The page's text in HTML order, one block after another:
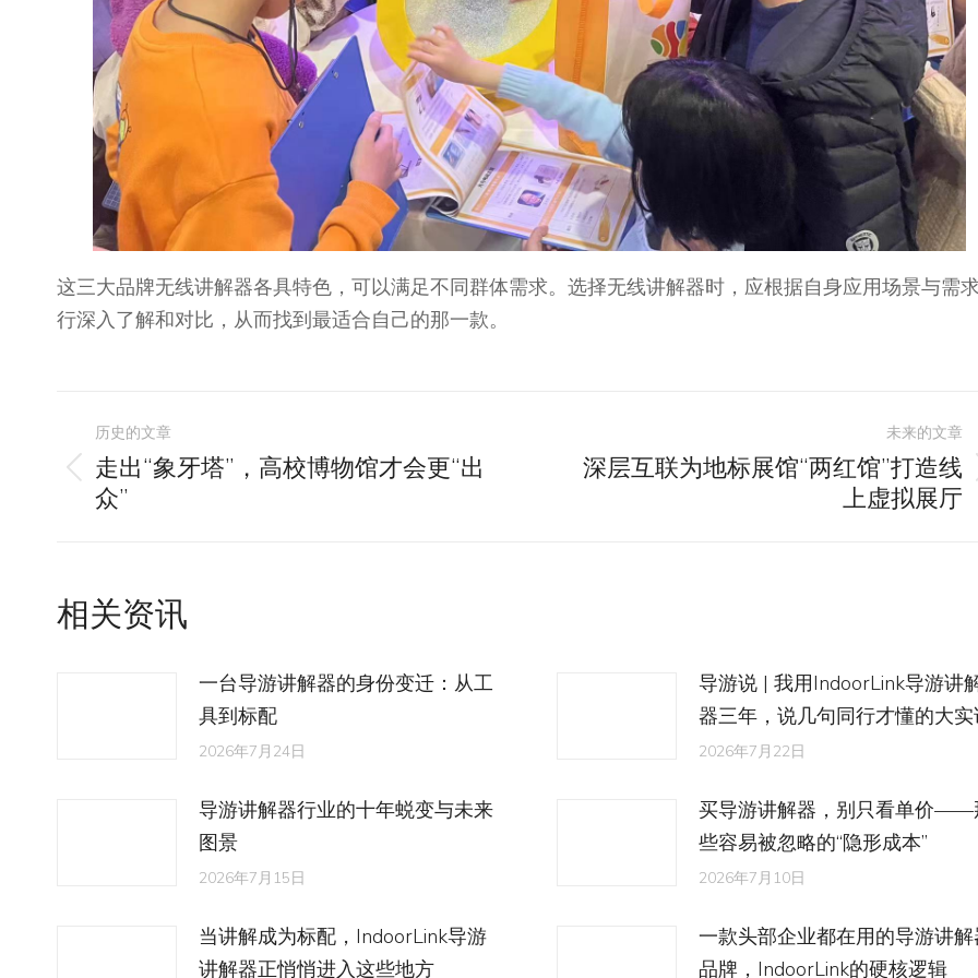
这三大品牌无线讲解器各具特色，可以满足不同群体需求。选择无线讲解器时，应根据自身应用场景与需
行深入了解和对比，从而找到最适合自己的那一款。
文
章
导
航
历史的文章
历
史
章：
走出“象牙塔”，高校博物馆才会更“出
众”
未来的文章
深层互联为地标展馆“两红馆”打造线
上虚拟展厅
相关资讯
一台导游讲解器的身份变迁：从工
具到标配
2026年7月24日
导游说 | 我用IndoorLink导游讲
器三年，说几句同行才懂的大实
2026年7月22日
导游讲解器行业的十年蜕变与未来
图景
2026年7月15日
买导游讲解器，别只看单价——
些容易被忽略的“隐形成本”
2026年7月10日
当讲解成为标配，IndoorLink导游
讲解器正悄悄进入这些地方
一款头部企业都在用的导游讲解
品牌，IndoorLink的硬核逻辑